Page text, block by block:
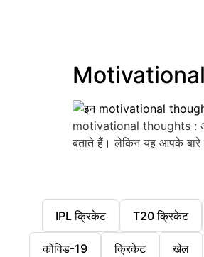
Motivational
motivational thoughts :
बताते हैं। लेकिन यह आपके बारे
IPL क्रिकेट T20 क्रिकेट
कोविड-19 क्रिकेट खेल